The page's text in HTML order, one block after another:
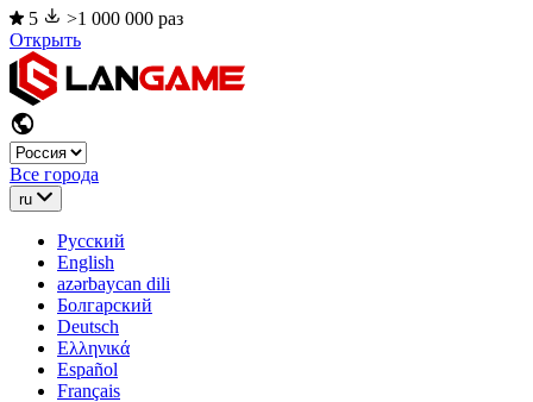
5
>1 000 000 раз
Открыть
Все города
ru
Русский
English
azərbaycan dili
Болгарский
Deutsch
Ελληνικά
Español
Français